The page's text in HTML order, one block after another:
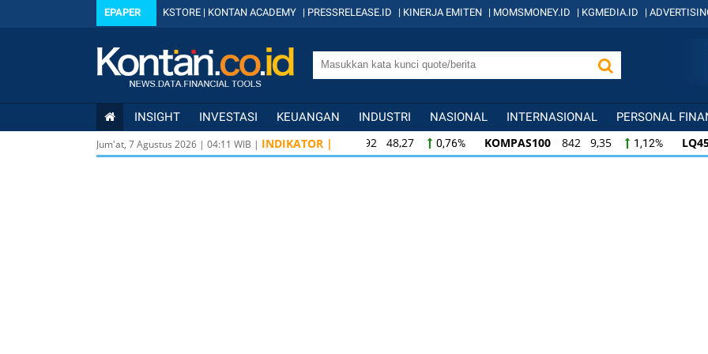
EPAPER KSTORE | KONTAN ACADEMY | PRESSRELEASE.ID | KINERJA EMITEN | MOMSMONEY.ID | KGMEDIA.ID |
INSIGHT INVESTASI KEUANGAN INDUSTRI NASIONAL INTERNASIONAL PERSONAL
Jum'at, 7 Agustus 2026 | 04:12 WIB | INDIKATOR |
IDX 6.392 48,27 0,76% KOMPAS100 842 9,35 1,12% LQ45 639 7,95
KOMPAS100 842 9,35 1,12% LQ45 639 7,95 1,26% ISSI 222 2,35